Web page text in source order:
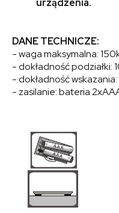
urządzenia.
DANE TECHNICZE:
- waga maksymalna:
- dokładność podziałki:
- dokładność
- zasilanie: bateria